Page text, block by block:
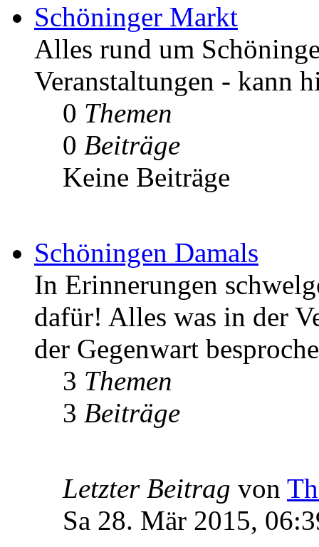
Schöninger Markt
Alles rund um
Veranstaltungen - kann
0 Themen
0 Beiträge
Keine Beiträge
Schöningen Damals
In Erinnerungen
dafür! Alles was in der
der Gegenwart
3 Themen
3 Beiträge
Letzter Beitrag von
Sa 28. Mär 2015,